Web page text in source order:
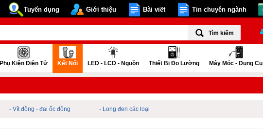
Tuyển dụng Giới thiệu Bài viết Tin chuyên ngành
Tìm kiếm
Phụ Kiện Điện Tử Kết Nối LED - LCD - Nguồn Thiết Bị Đo Lường Máy Móc - Dụng Cụ
- Vít đồng - đai ốc đồng - Long đen các loại